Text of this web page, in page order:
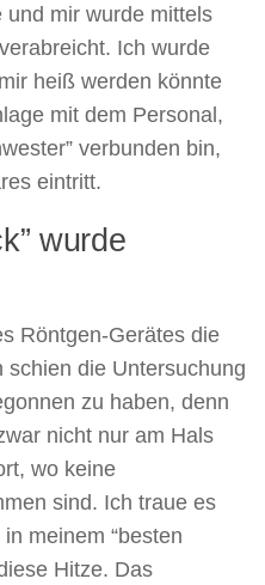
und mir wurde mittels
Ich wurde
heiß werden könnte
mit dem Personal,
verbunden bin,
eintritt.
wurde
Röntgen-Gerätes die
die Untersuchung
zu haben, denn
nicht nur am Hals
wo keine
sind. Ich traue es
meinem “besten
Hitze. Das